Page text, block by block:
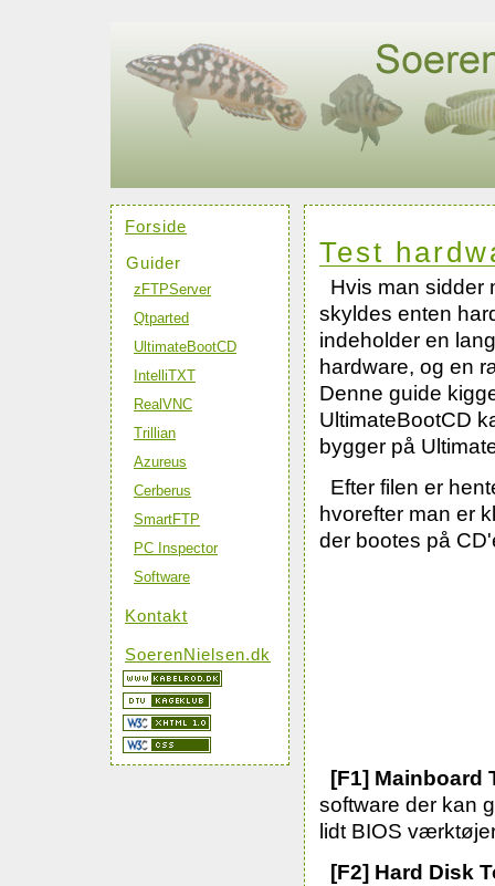
Forside
Guider
zFTPServer
Qtparted
UltimateBootCD
IntelliTXT
RealVNC
Trillian
Azureus
Cerberus
SmartFTP
PC Inspector
Software
Kontakt
SoerenNielsen.dk
Test
Hvis man sidder
skyldes enten
indeholder en
hardware, og en
Denne guide
UltimateBootCD
bygger på
Efter filen er
hvorefter man er
der bootes på
[F1] Mainboard
software der kan
lidt BIOS
[F2] Hard Disk